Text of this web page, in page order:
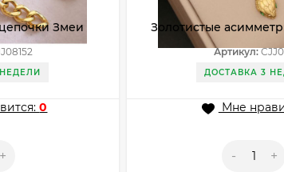
Змеи
0
+
Золотистые
серьги Змея и
Артикул:
ДОСТАВКА 3
Мне
- +